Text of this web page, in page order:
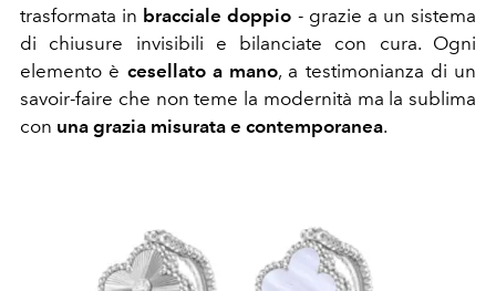
trasformata in bracciale doppio - grazie a un sistema
di chiusure invisibili e bilanciate con cura. Ogni
elemento è cesellato a mano, a testimonianza di un
savoir-faire che non teme la modernità ma la sublima
con una grazia misurata e contemporanea.